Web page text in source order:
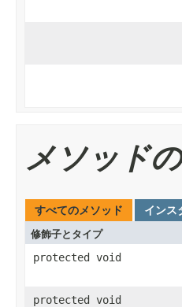
メソッド
すべてのメソッド インス
修飾子とタイプ
protected void
protected void